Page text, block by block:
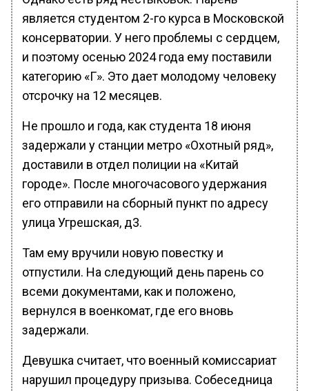
является студентом 2-го курса в Московской
консерватории. У него проблемы с сердцем,
и поэтому осенью 2024 года ему поставили
категорию «Г». Это дает молодому человеку
отсрочку на 12 месяцев.
Не прошло и года, как студента 18 июня
задержали у станции метро «Охотный ряд»,
доставили в отдел полиции на «Китай
городе». После многочасового удержания
его отправили на сборный пункт по адресу
улица Угрешская, д3.
Там ему вручили новую повестку и
отпустили. На следующий день парень со
всеми документами, как и положено,
вернулся в военкомат, где его вновь
задержали.
Девушка считает, что военный комиссариат
нарушил процедуру призыва. Собеседница